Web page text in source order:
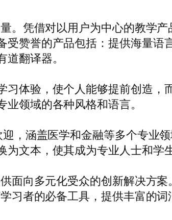
凭借对以用户为中心的教学产
赞誉的产品包括：提供海量语
翻译器。
体验，使个人能够提前创造，
领域的各种风格和语言。
，涵盖医学和金融等多个专业
文本，使其成为专业人士和学
面向多元化受众的创新解决方
习者的必备工具，提供丰富的词